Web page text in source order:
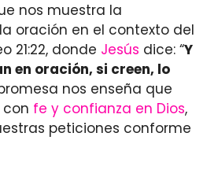
nos muestra la
oración en el contexto del
21:22, donde Jesús dice: “Y
en oración, si creen, lo
nos enseña que
fe y confianza en Dios,
peticiones conforme